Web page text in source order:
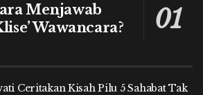
Menjawab
Wawancara?
Ceritakan Kisah Pilu 5 Sahabat Tak